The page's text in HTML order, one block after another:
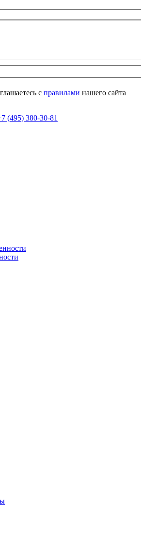
с правилами нашего сайта
(495) 380-30-81